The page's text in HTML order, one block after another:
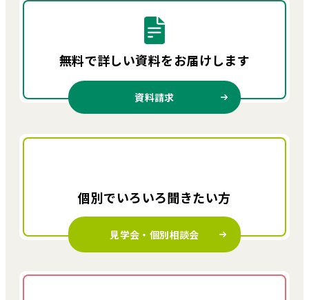
無料で詳しい資料をお届けします
資料請求
個別でいろいろ聞きたい方
見学会・個別相談会